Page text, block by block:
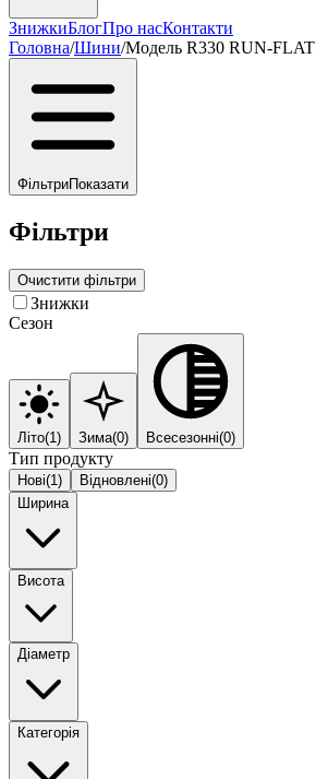
ЗнижкиБлогПро насКонтакти
Головна/Шини/Модель R330 RUN-FLAT
ФільтриПоказати
Фільтри
Очистити фільтри
Знижки
Сезон
Літо(1) Зима(0) Всесезонні(0)
Тип продукту
Нові(1) Відновлені(0)
Ширина
Висота
Діаметр
Категорія